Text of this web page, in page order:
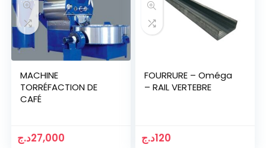
MACHINE
TORRÉFACTION DE
CAFÉ
27,000د.ج
FOURRURE – Oméga
– RAIL VERTEBRE
120د.ج